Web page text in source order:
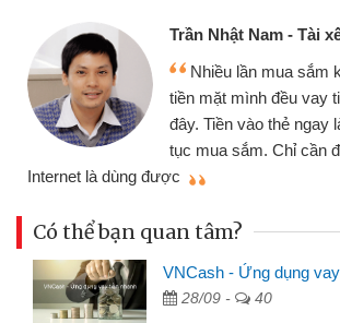
Trần Nhật Nam - Tài
Nhiều lần mua sắm
tiền mặt mình đều vay
đây. Tiền vào thẻ ngay
tục mua sắm. Chỉ cần
Internet là dùng được
Có thể bạn quan tâm?
VNCash - Ứng dụng
28/09 - 40